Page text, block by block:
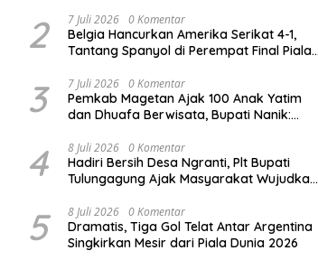
2 7 Juli 2026 0 Komentar
Belgia Hancurkan Amerika Serikat 4-1,
Tantang Spanyol di Perempat Final Piala
3 7 Juli 2026 0 Komentar
Pemkab Magetan Ajak 100 Anak Yatim
dan Dhuafa Berwisata, Bupati Nanik:
4 8 Juli 2026 0 Komentar
Hadiri Bersih Desa Ngranti, Plt Bupati
Tulungagung Ajak Masyarakat Wujudkan
5 8 Juli 2026 0 Komentar
Dramatis, Tiga Gol Telat Antar Argentina
Singkirkan Mesir dari Piala Dunia 2026